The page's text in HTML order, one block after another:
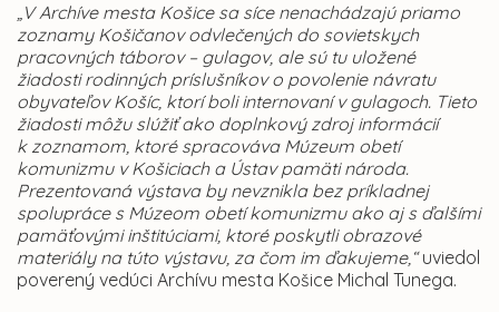
„V Archíve mesta Košice sa síce nenachádzajú priamo
zoznamy Košičanov odvlečených do sovietskych
pracovných táborov – gulagov, ale sú tu uložené
žiadosti rodinných príslušníkov o povolenie návratu
obyvateľov Košíc, ktorí boli internovaní v gulagoch. Tieto
žiadosti môžu slúžiť ako doplnkový zdroj informácií
k zoznamom, ktoré spracováva Múzeum obetí
komunizmu v Košiciach a Ústav pamäti národa.
Prezentovaná výstava by nevznikla bez príkladnej
spolupráce s Múzeom obetí komunizmu ako aj s ďalšími
pamäťovými inštitúciami, ktoré poskytli obrazové
materiály na túto výstavu, za čom im ďakujeme,“uviedol
poverený vedúci Archívu mesta Košice Michal Tunega.